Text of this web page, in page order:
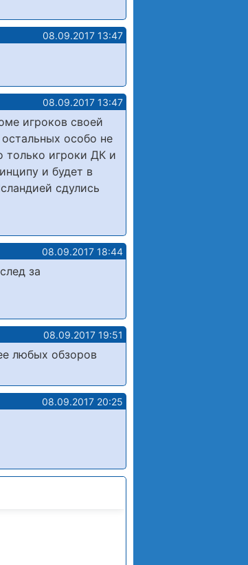
08.09.2017 13:47
08.09.2017 13:47
игроков своей
особо не
только игроки ДК и
и будет в
сдулись
08.09.2017 18:44
за
08.09.2017 19:51
любых обзоров
08.09.2017 20:25